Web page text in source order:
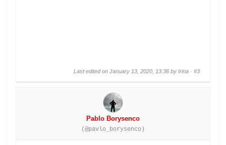
Last edited on January 13, 2020, 13:36 by Irina · #3
Pablo Borysenco
(@pavlo_borysenco)